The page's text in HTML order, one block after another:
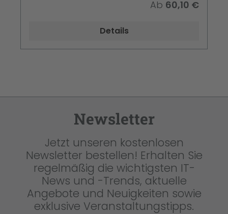
Ab 60,10 €
Details
Newsletter
Jetzt unseren kostenlosen
Newsletter bestellen! Erhalten Sie
regelmäßig die wichtigsten IT-
News und -Trends, aktuelle
Angebote und Neuigkeiten sowie
exklusive Veranstaltungstipps.